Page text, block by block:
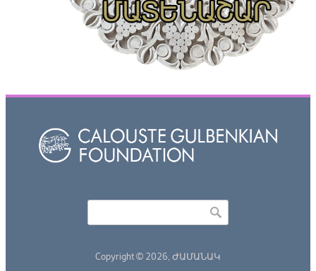
Copyright © 2026, ԺԱՄԱՆԱԿ